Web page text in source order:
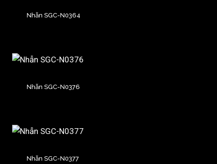
Nhẫn SGC-N0364
Nhẫn SGC-N0376
Nhẫn SGC-N0377